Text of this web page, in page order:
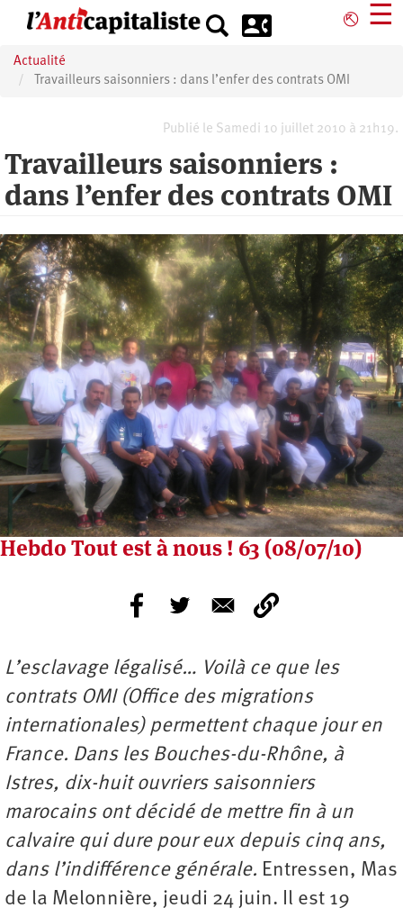
principal
⎋ ☰
Actualité
Travailleurs saisonniers : dans l’enfer des contrats OMI
Publié le Samedi 10 juillet 2010 à 21h19.
Travailleurs saisonniers :
dans l’enfer des contrats OMI
Hebdo Tout est à nous ! 63 (08/07/10)
L’esclavage légalisé… Voilà ce que les
contrats OMI (Office des migrations
internationales) permettent chaque jour en
France. Dans les Bouches-du-Rhône, à
Istres, dix-huit ouvriers saisonniers
marocains ont décidé de mettre fin à un
calvaire qui dure pour eux depuis cinq ans,
dans l’indifférence générale. Entressen, Mas
de la Melonnière, jeudi 24 juin. Il est 19